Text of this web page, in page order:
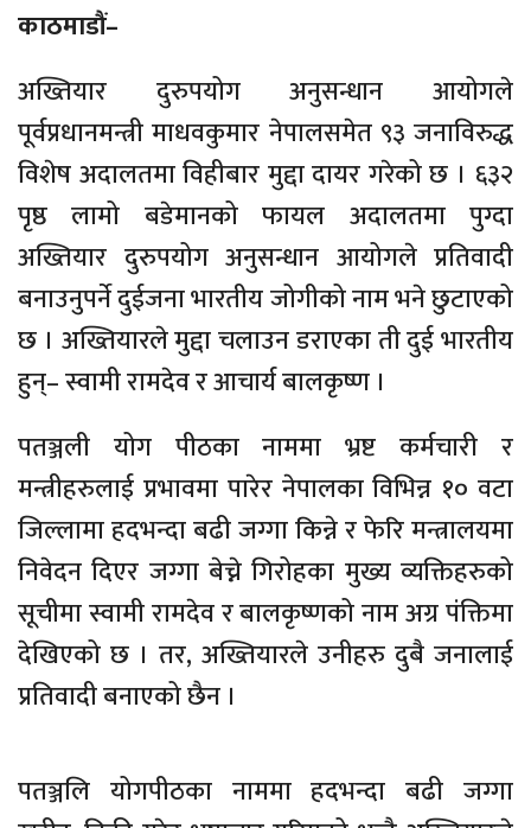
काठमाडौं–
अख्तियार दुरुपयोग अनुसन्धान आयोगले
पूर्वप्रधानमन्त्री माधवकुमार नेपालसमेत ९३ जनाविरुद्ध
विशेष अदालतमा विहीबार मुद्दा दायर गरेको छ । ६३२
पृष्ठ लामो बडेमानको फायल अदालतमा पुग्दा
अख्तियार दुरुपयोग अनुसन्धान आयोगले प्रतिवादी
बनाउनुपर्ने दुईजना भारतीय जोगीको नाम भने छुटाएको
छ । अख्तियारले मुद्दा चलाउन डराएका ती दुई भारतीय
हुन्– स्वामी रामदेव र आचार्य बालकृष्ण ।
पतञ्जली योग पीठका नाममा भ्रष्ट कर्मचारी र
मन्त्रीहरुलाई प्रभावमा पारेर नेपालका विभिन्न १० वटा
जिल्लामा हदभन्दा बढी जग्गा किन्ने र फेरि मन्त्रालयमा
निवेदन दिएर जग्गा बेच्ने गिरोहका मुख्य व्यक्तिहरुको
सूचीमा स्वामी रामदेव र बालकृष्णको नाम अग्र पंक्तिमा
देखिएको छ । तर, अख्तियारले उनीहरु दुबै जनालाई
प्रतिवादी बनाएको छैन ।
पतञ्जलि योगपीठका नाममा हदभन्दा बढी जग्गा